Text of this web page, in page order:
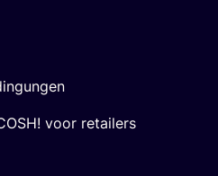
voor retailers